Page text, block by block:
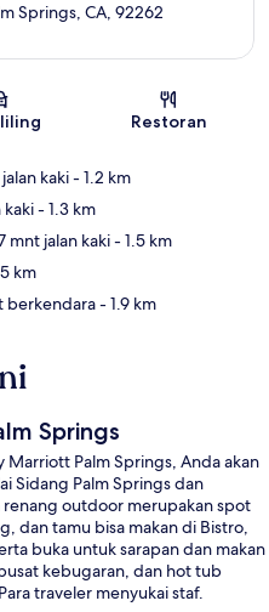
Springs, CA, 92262
Restoran
kaki- 1.2 km
kaki- 1.3 km
mnt jalan kaki- 1.5 km
km
berkendara- 1.9 km
Springs
Palm Springs, Anda akan
Sidang Palm Springs dan
renang outdoor merupakan spot
dan tamu bisa makan di Bistro,
buka untuk sarapan dan makan
kebugaran, dan hot tub
traveler menyukai staf.